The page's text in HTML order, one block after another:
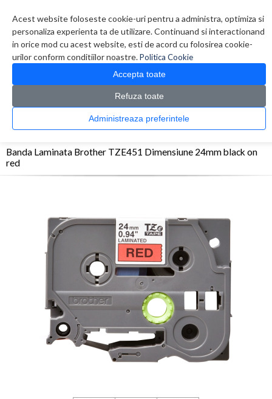
Acest website foloseste cookie-uri pentru a administra, optimiza si
personaliza experienta ta de utilizare. Continuand si interactionand
in orice mod cu acest website, esti de acord cu folosirea cookie-
urilor conform conditiilor noastre.Politica Cookie
Accepta toate
Refuza toate
Administreaza preferintele
0 produs(e)
CATALOG PRODUSE
Consumabile > Etichete > Banda Laminata Brother TZE451
Banda Laminata Brother TZE451 Dimensiune 24mm black on
red